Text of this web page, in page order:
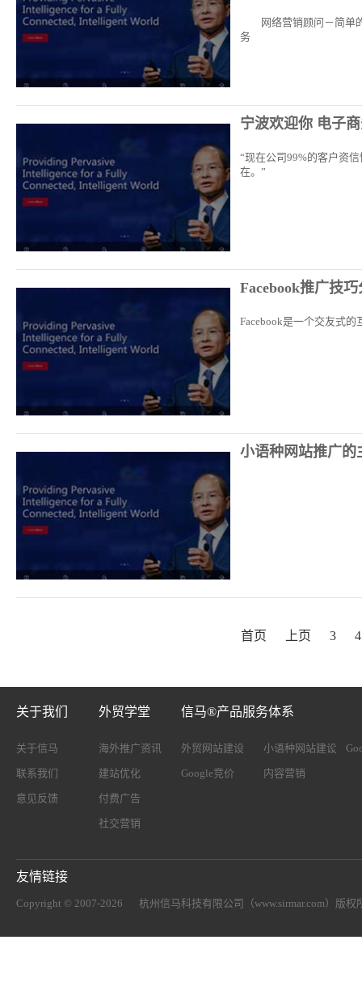
网络营销顾问－简单的
务
宁波欢迎你 电子
“现在公司99%的客户资
在。”
Facebook推广技巧
Facebook是一个交友式
小语种网站推广的
首页 上页 3 4
关于我们
关于信马
联系我们
意见反馈
外贸学堂
海外推广资讯
建站优化
付费广告
社交营销
信马®产品服务体系
外贸网站建设 小语种网站建设
Google竞价 内容营销
友情链接
Copyright © 2007-2026 杭州信马科技有限公司（www.sirmar.com） 版权